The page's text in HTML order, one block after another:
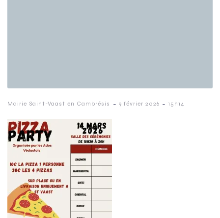
Mairie Saint-Vaast en Cambrésis - 9 février 2026 - 15h14